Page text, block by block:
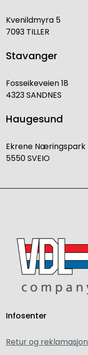
Kvenildmyra 5
7093 TILLER
Stavanger
Fosseikeveien 18
4323 SANDNES
Haugesund
Ekrene Næringspark
5550 SVEIO
Infosenter
Retur og reklamasjon